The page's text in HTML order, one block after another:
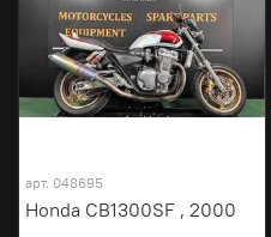
арт. 048695
Honda CB1300SF , 2000